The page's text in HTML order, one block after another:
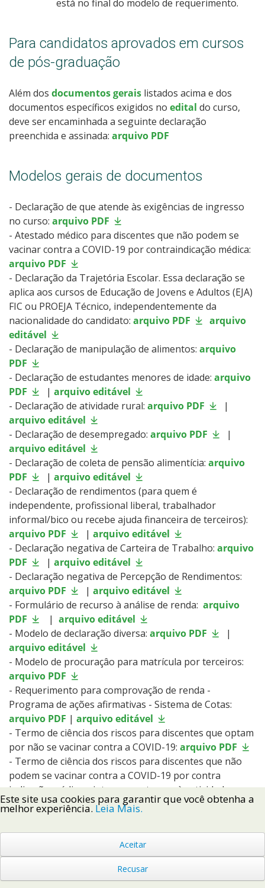
está no final do modelo de requerimento.
Para candidatos aprovados em cursos
de pós-graduação
Além dos documentos gerais listados acima e dos
documentos específicos exigidos no edital do curso,
deve ser encaminhada a seguinte declaração
preenchida e assinada: arquivo PDF
Modelos gerais de documentos
- Declaração de que atende às exigências de ingresso
no curso: arquivo PDF
- Atestado médico para discentes que não podem se
vacinar contra a COVID-19 por contraindicação médica:
arquivo PDF
- Declaração da Trajetória Escolar. Essa declaração se
aplica aos cursos de Educação de Jovens e Adultos (EJA)
FIC ou PROEJA Técnico, independentemente da
nacionalidade do candidato: arquivo PDF
arquivo
editável
- Declaração de manipulação de alimentos: arquivo
PDF
- Declaração de estudantes menores de idade: arquivo
PDF
| arquivo editável
- Declaração de atividade rural: arquivo PDF
|
arquivo editável
- Declaração de desempregado: arquivo PDF
|
arquivo editável
- Declaração de coleta de pensão alimentícia: arquivo
PDF
| arquivo editável
- Declaração de rendimentos (para quem é
independente, profissional liberal, trabalhador
informal/bico ou recebe ajuda financeira de terceiros):
arquivo PDF
| arquivo editável
- Declaração negativa de Carteira de Trabalho: arquivo
PDF
| arquivo editável
- Declaração negativa de Percepção de Rendimentos:
arquivo PDF
| arquivo editável
- Formulário de recurso à análise de renda: arquivo
PDF
| arquivo editável
- Modelo de declaração diversa: arquivo PDF
|
arquivo editável
- Modelo de procuraçâo para matrícula por terceiros:
arquivo PDF
- Requerimento para comprovação de renda -
Programa de ações afirmativas - Sistema de Cotas:
arquivo PDF | arquivo editável
- Termo de ciência dos riscos para discentes que optam
por não se vacinar contra a COVID-19: arquivo PDF
- Termo de ciência dos riscos para discentes que não
podem se vacinar contra a COVID-19 por contra
indicação médica e interesse retornar às atividades
acadêmicas presenciais:arquivo PDF
- Declaração para candidatos cotistas vagas
remanescentes - Técnicosarquivo PDF|arquivo
- Declaração para candidatos cotistas vagas
remanescentes - Graduaçãoarquivo PDF
Este site usa cookies para garantir que você obtenha a
melhor experiência. Leia Mais.
Aceitar
Recusar